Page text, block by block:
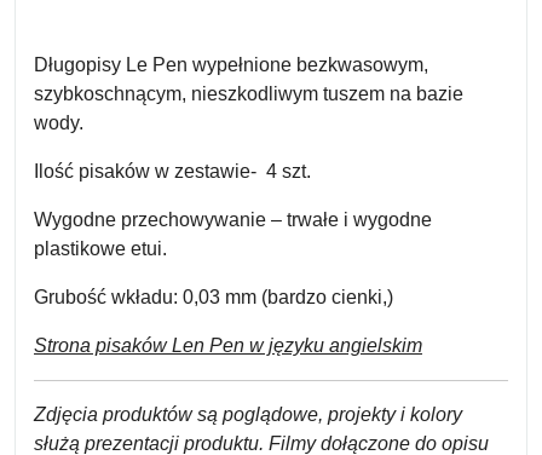
Długopisy Le Pen wypełnione bezkwasowym,
szybkoschnącym, nieszkodliwym tuszem na bazie
wody.
Ilość pisaków w zestawie- 4 szt.
Wygodne przechowywanie – trwałe i wygodne
plastikowe etui.
Grubość wkładu: 0,03 mm (bardzo cienki,)
Strona pisaków Len Pen w języku angielskim
Zdjęcia produktów są poglądowe, projekty i kolory
służą prezentacji produktu. Filmy dołączone do opisu